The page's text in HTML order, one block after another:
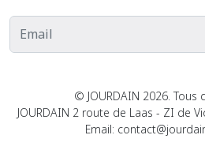
Adresse email
© JOURDAIN 2026. Tous
JOURDAIN 2 route de Laas - ZI de
Email: